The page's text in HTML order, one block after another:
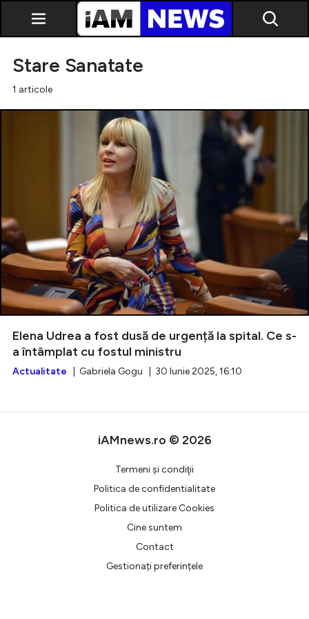
Exclusiv
Intră în cont
Stare Sanatate
1 articole
Elena Udrea a fost dusă de urgență la spital. Ce s-
a întâmplat cu fostul ministru
Actualitate | Gabriela Gogu | 30 Iunie 2025, 16:10
iAMnews.ro © 2026
Termeni şi condiţii
Politica de confidentialitate
Politica de utilizare Cookies
Cine suntem
Contact
Gestionați preferințele